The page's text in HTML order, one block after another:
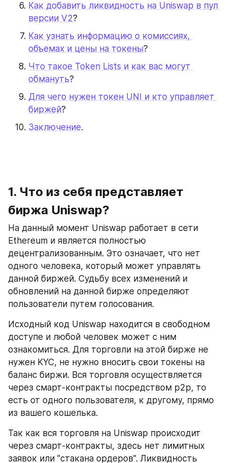
Как добавить ликвидность на Uniswap в пул
версии V2?
Как узнать информацию о комиссиях,
объемах и цены на токены?
Что такое Token Lists и как вас могут
обмануть?
Для чего нужен токен UNI и кто управляет
биржей?
Заключение.
1. Что из себя представляет
биржа Uniswap?
На данный момент Uniswap работает в сети
Ethereum и является полностью
децентрализованным. Это означает, что нет
одного человека, который может управлять
данной биржей. Судьбу всех изменений и
обновлений на данной бирже определяют
пользователи путем голосования.
Исходный код Uniswap находится в свободном
доступе и любой человек может с ним
ознакомиться. Для торговли на этой бирже не
нужен KYC, не нужно вносить свои токены на
баланс биржи. Вся торговля осуществляется
через смарт-контракты посредством p2p, то
есть от одного пользователя, к другому, прямо
из вашего кошелька.
Так как вся торговля на Uniswap происходит
через смарт-контракты, здесь нет лимитных
заявок или "стакана ордеров". Ликвидность